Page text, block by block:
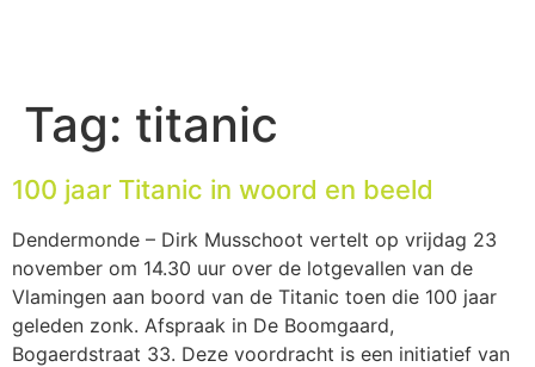
Tag: titanic
100 jaar Titanic in woord en beeld
Dendermonde – Dirk Musschoot vertelt op vrijdag 23
november om 14.30 uur over de lotgevallen van de
Vlamingen aan boord van de Titanic toen die 100 jaar
geleden zonk. Afspraak in De Boomgaard,
Bogaerdstraat 33. Deze voordracht is een initiatief van